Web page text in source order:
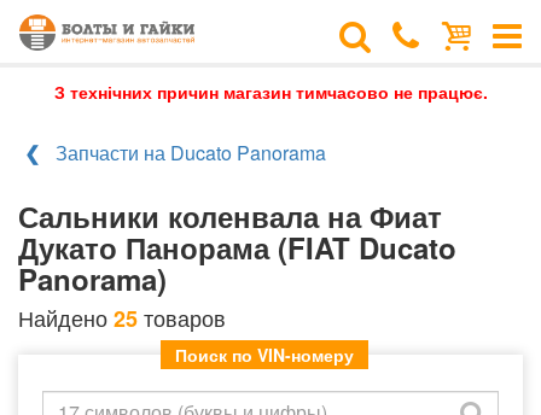
З технічних причин магазин тимчасово не працює.
Запчасти на Ducato Panorama
Сальники коленвала на Фиат
Дукато Панорама (FIAT Ducato
Panorama)
Найдено25товаров
Поиск по VIN-номеру